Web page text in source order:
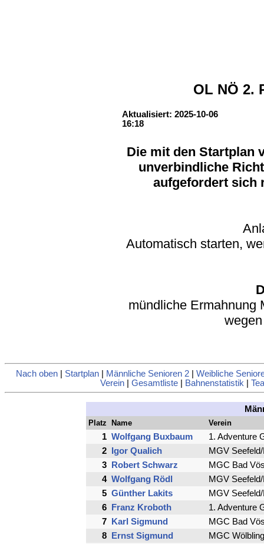
OL NÖ 2.
Aktualisiert: 2025-10-06
16:18
Die mit den Startplan
unverbindliche
aufgefordert sich
Automatisch starten,
mündliche Ermahnung
Nach oben| Startplan| Männliche Senioren 2| Weibliche
Verein | Gesamtliste | Bahnenstatistik |
Platz Name Verein
1 Wolfgang Buxbaum
1. Adventure
2 Igor Qualich
MGV
3 Robert Schwarz
MGC Bad
4 Wolfgang Rödl
MGV
5 Günther Lakits
MGV
6 Franz Kroboth
1. Adventure
7 Karl Sigmund
MGC Bad
8 Ernst Sigmund
MGC Wölbling